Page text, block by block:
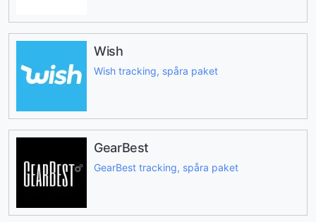
Wish
Wish tracking, spåra paket
GearBest
GearBest tracking, spåra paket